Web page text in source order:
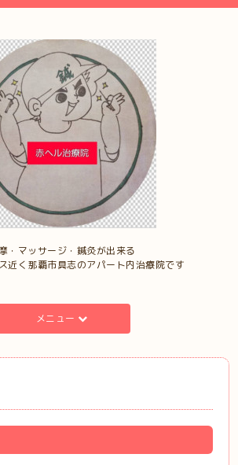
・マッサージ・鍼灸が出来る
近く那覇市具志のアパート内治療院です
メニュー